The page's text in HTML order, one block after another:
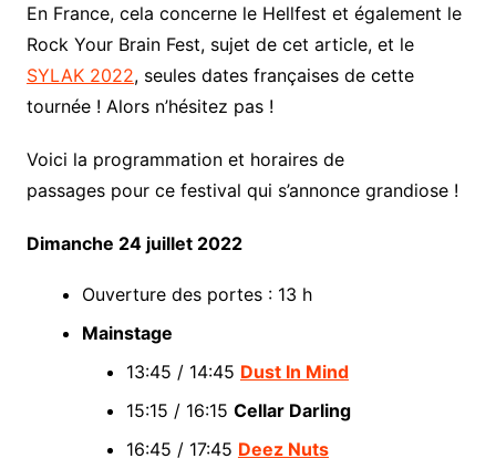
En France, cela concerne le Hellfest et également le
Rock Your Brain Fest, sujet de cet article, et le
SYLAK 2022, seules dates françaises de cette
tournée ! Alors n’hésitez pas !
Voici la programmation et horaires de
passages pour ce festival qui s’annonce grandiose !
Dimanche 24 juillet 2022
Ouverture des portes : 13 h
Mainstage
13:45 / 14:45 Dust In Mind
15:15 / 16:15 Cellar Darling
16:45 / 17:45 Deez Nuts